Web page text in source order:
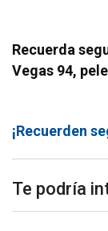
Recuerda
Vegas 94,
¡Recuerden
Te podría